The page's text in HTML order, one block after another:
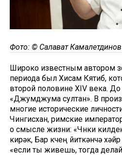
Фото: © Салават
Широко известным автором
периода был Хисам Кятиб,
второй половине XIV века.
«Джумджума султан». В
многие исторические
Чингисхан, римские
о смысле жизни: «Чөнки
кирәк, Бар көчең йиткәнчә
«если ты живешь, тогда